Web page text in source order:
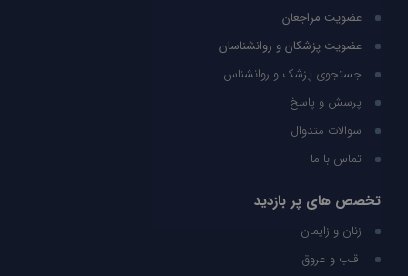
عضویت مراجعان
عضویت پزشکان و روانشناسان
جستجوی پزشک و روانشناس
پرسش و پاسخ
سوالات متدوال
تماس با ما
تخصص های پر بازدید
زنان و زایمان
قلب و عروق